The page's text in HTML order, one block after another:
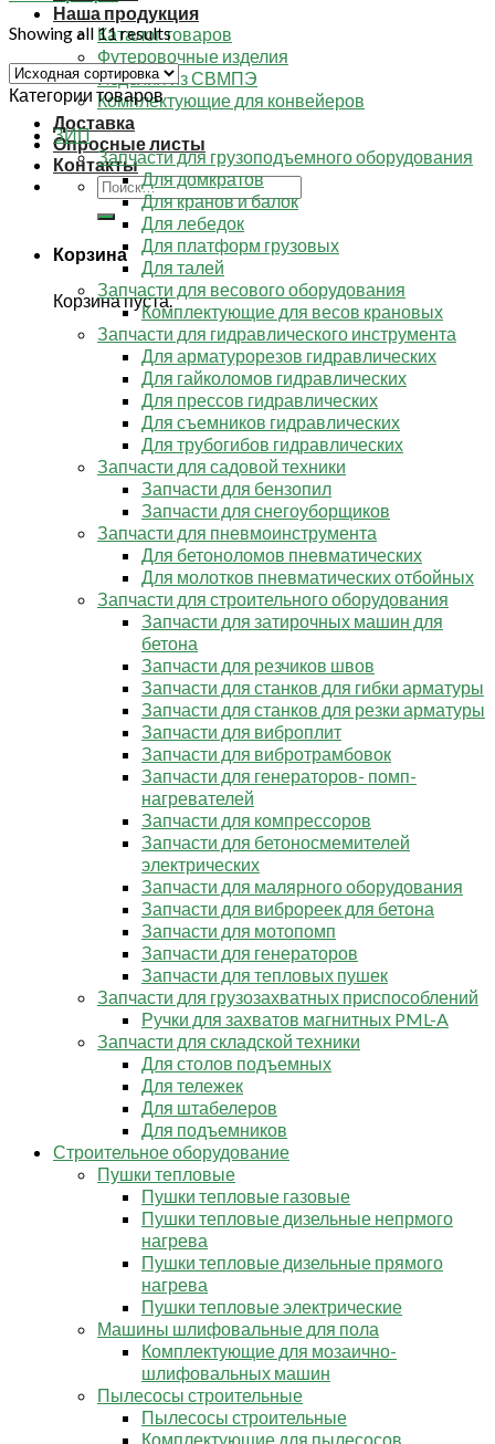
Наша продукция
Каталог товаров
Футеровочные изделия
Изделия из СВМПЭ
Комплектующие для конвейеров
Доставка
Опросные листы
Контакты
Искать:
Корзина
Корзина пуста.
Showing all 11 results
Категории товаров
ЗИП
Запчасти для грузоподъемного оборудования
Для домкратов
Для кранов и балок
Для лебедок
Для платформ грузовых
Для талей
Запчасти для весового оборудования
Комплектующие для весов крановых
Запчасти для гидравлического инструмента
Для арматурорезов гидравлических
Для гайколомов гидравлических
Для прессов гидравлических
Для съемников гидравлических
Для трубогибов гидравлических
Запчасти для садовой техники
Запчасти для бензопил
Запчасти для снегоуборщиков
Запчасти для пневмоинструмента
Для бетоноломов пневматических
Для молотков пневматических отбойных
Запчасти для строительного оборудования
Запчасти для затирочных машин для
бетона
Запчасти для резчиков швов
Запчасти для станков для гибки арматуры
Запчасти для станков для резки арматуры
Запчасти для виброплит
Запчасти для вибротрамбовок
Запчасти для генераторов- помп-
нагревателей
Запчасти для компрессоров
Запчасти для бетоносмемителей
электрических
Запчасти для малярного оборудования
Запчасти для виброреек для бетона
Запчасти для мотопомп
Запчасти для генераторов
Запчасти для тепловых пушек
Запчасти для грузозахватных приспособлений
Ручки для захватов магнитных PML-A
Запчасти для складской техники
Для столов подъемных
Для тележек
Для штабелеров
Для подъемников
Строительное оборудование
Пушки тепловые
Пушки тепловые газовые
Пушки тепловые дизельные непрмого
нагрева
Пушки тепловые дизельные прямого
нагрева
Пушки тепловые электрические
Машины шлифовальные для пола
Комплектующие для мозаично-
шлифовальных машин
Пылесосы строительные
Пылесосы строительные
Комплектующие для пылесосов